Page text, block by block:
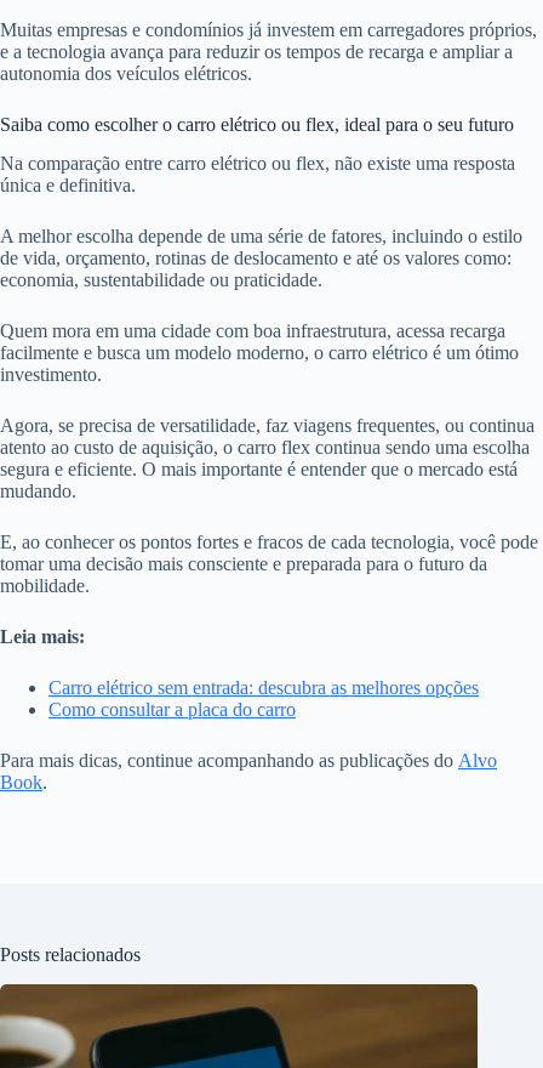
Muitas empresas e condomínios já investem em carregadores próprios,
e a tecnologia avança para reduzir os tempos de recarga e ampliar a
autonomia dos veículos elétricos.
Saiba como escolher o carro elétrico ou flex, ideal para o seu futuro
Na comparação entre carro elétrico ou flex, não existe uma resposta
única e definitiva.
A melhor escolha depende de uma série de fatores, incluindo o estilo
de vida, orçamento, rotinas de deslocamento e até os valores como:
economia, sustentabilidade ou praticidade.
Quem mora em uma cidade com boa infraestrutura, acessa recarga
facilmente e busca um modelo moderno, o carro elétrico é um ótimo
investimento.
Agora, se precisa de versatilidade, faz viagens frequentes, ou continua
atento ao custo de aquisição, o carro flex continua sendo uma escolha
segura e eficiente. O mais importante é entender que o mercado está
mudando.
E, ao conhecer os pontos fortes e fracos de cada tecnologia, você pode
tomar uma decisão mais consciente e preparada para o futuro da
mobilidade.
Leia mais:
Carro elétrico sem entrada: descubra as melhores opções
Como consultar a placa do carro
Para mais dicas, continue acompanhando as publicações do Alvo
Book.
Posts relacionados